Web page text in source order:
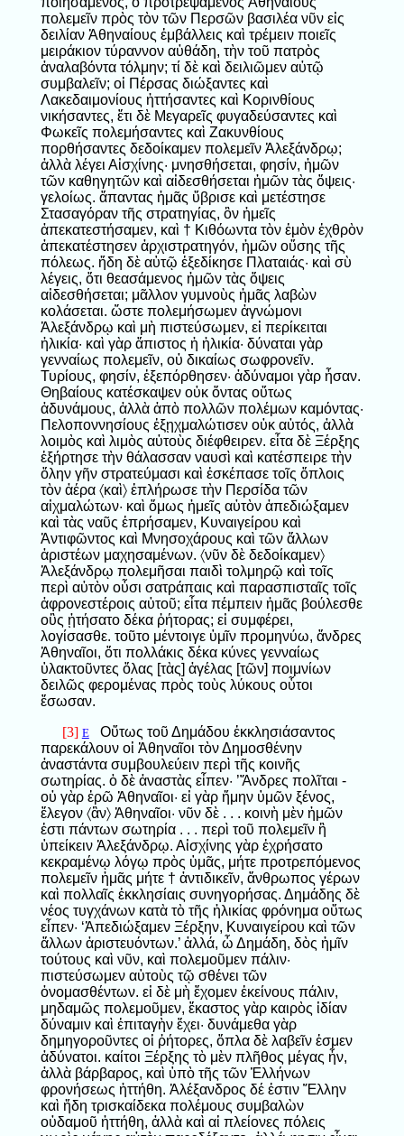
πολεμεῖν πρὸς τὸν τῶν Περσῶν βασιλέα νῦν εἰς
δειλίαν Ἀθηναίους ἐμβάλλεις καὶ τρέμειν ποιεῖς
μειράκιον τύραννον αὐθάδη, τὴν τοῦ πατρὸς
ἀναλαβόντα τόλμην; τί δὲ καὶ δειλιῶμεν αὐτῷ
συμβαλεῖν; οἱ Πέρσας διώξαντες καὶ
Λακεδαιμονίους ἡττήσαντες καὶ Κορινθίους
νικήσαντες, ἔτι δὲ Μεγαρεῖς φυγαδεύσαντες καὶ
Φωκεῖς πολεμήσαντες καὶ Ζακυνθίους
πορθήσαντες δεδοίκαμεν πολεμεῖν Ἀλεξάνδρῳ;
ἀλλὰ λέγει Αἰσχίνης· μνησθήσεται, φησίν, ἡμῶν
τῶν καθηγητῶν καὶ αἰδεσθήσεται ἡμῶν τὰς ὄψεις·
γελοίως. ἅπαντας ἡμᾶς ὕβρισε καὶ μετέστησε
Στασαγόραν τῆς στρατηγίας, ὃν ἡμεῖς
ἀπεκατεστήσαμεν, καὶ † Κιθόωντα τὸν ἐμὸν ἐχθρὸν
ἀπεκατέστησεν ἀρχιστρατηγόν, ἡμῶν οὔσης τῆς
πόλεως. ἤδη δὲ αὑτῷ ἐξεδίκησε Πλαταιάς· καὶ σὺ
λέγεις, ὅτι θεασάμενος ἡμῶν τὰς ὄψεις
αἰδεσθήσεται; μᾶλλον γυμνοὺς ἡμᾶς λαβὼν
κολάσεται. ὥστε πολεμήσωμεν ἀγνώμονι
Ἀλεξάνδρῳ καὶ μὴ πιστεύσωμεν, εἰ περίκειται
ἡλικία· καὶ γὰρ ἄπιστος ἡ ἡλικία· δύναται γὰρ
γενναίως πολεμεῖν, οὐ δικαίως σωφρονεῖν.
Τυρίους, φησίν, ἐξεπόρθησεν· ἀδύναμοι γὰρ ἦσαν.
Θηβαίους κατέσκαψεν οὐκ ὄντας οὕτως
ἀδυνάμους, ἀλλὰ ἀπὸ πολλῶν πολέμων καμόντας·
Πελοποννησίους ἐξῃχμαλώτισεν οὐκ αὐτός, ἀλλὰ
λοιμὸς καὶ λιμὸς αὐτοὺς διέφθειρεν. εἶτα δὲ Ξέρξης
ἐξήρτησε τὴν θάλασσαν ναυσὶ καὶ κατέσπειρε τὴν
ὅλην γῆν στρατεύμασι καὶ ἐσκέπασε τοῖς ὅπλοις
τὸν ἀέρα 〈καὶ〉 ἐπλήρωσε τὴν Περσίδα τῶν
αἰχμαλώτων· καὶ ὅμως ἡμεῖς αὐτὸν ἀπεδιώξαμεν
καὶ τὰς ναῦς ἐπρήσαμεν, Κυναιγείρου καὶ
Ἀντιφῶντος καὶ Μνησοχάρους καὶ τῶν ἄλλων
ἀριστέων μαχησαμένων. 〈νῦν δὲ δεδοίκαμεν〉
Ἀλεξάνδρῳ πολεμῆσαι παιδὶ τολμηρῷ καὶ τοῖς
περὶ αὐτὸν οὖσι σατράπαις καὶ παρασπισταῖς τοῖς
ἀφρονεστέροις αὐτοῦ; εἶτα πέμπειν ἡμᾶς βούλεσθε
οὓς ᾐτήσατο δέκα ῥήτορας; εἰ συμφέρει,
λογίσασθε. τοῦτο μέντοιγε ὑμῖν προμηνύω, ἄνδρες
Ἀθηναῖοι, ὅτι πολλάκις δέκα κύνες γενναίως
ὑλακτοῦντες ὅλας [τὰς] ἀγέλας [τῶν] ποιμνίων
δειλῶς φερομένας πρὸς τοὺς λύκους οὗτοι
ἔσωσαν.
[3] E
Οὕτως τοῦ Δημάδου ἐκκλησιάσαντος
παρεκάλουν οἱ Ἀθηναῖοι τὸν Δημοσθένην
ἀναστάντα συμβουλεύειν περὶ τῆς κοινῆς
σωτηρίας. ὁ δὲ ἀναστὰς εἶπεν· ’Ἄνδρες πολῖται -
οὐ γὰρ ἐρῶ Ἀθηναῖοι· εἰ γὰρ ἤμην ὑμῶν ξένος,
ἔλεγον 〈ἂν〉 Ἀθηναῖοι· νῦν δὲ . . . κοινὴ μὲν ἡμῶν
ἐστι πάντων σωτηρία . . . περὶ τοῦ πολεμεῖν ἢ
ὑπείκειν Ἀλεξάνδρῳ. Αἰσχίνης γὰρ ἐχρήσατο
κεκραμένῳ λόγῳ πρὸς ὑμᾶς, μήτε προτρεπόμενος
πολεμεῖν ἡμᾶς μήτε † ἀντιδικεῖν, ἄνθρωπος γέρων
καὶ πολλαῖς ἐκκλησίαις συνηγορήσας. Δημάδης δὲ
νέος τυγχάνων κατὰ τὸ τῆς ἡλικίας φρόνημα οὕτως
εἶπεν· ‘Ἀπεδιώξαμεν Ξέρξην, Κυναιγείρου καὶ τῶν
ἄλλων ἀριστευόντων.’ ἀλλά, ὦ Δημάδη, δὸς ἡμῖν
τούτους καὶ νῦν, καὶ πολεμοῦμεν πάλιν·
πιστεύσωμεν αὑτοὺς τῷ σθένει τῶν
ὀνομασθέντων. εἰ δὲ μὴ ἔχομεν ἐκείνους πάλιν,
μηδαμῶς πολεμοῦμεν, ἕκαστος γὰρ καιρὸς ἰδίαν
δύναμιν καὶ ἐπιταγὴν ἔχει· δυνάμεθα γὰρ
δημηγοροῦντες οἱ ῥήτορες, ὅπλα δὲ λαβεῖν ἐσμεν
ἀδύνατοι. καίτοι Ξέρξης τὸ μὲν πλῆθος μέγας ἦν,
ἀλλὰ βάρβαρος, καὶ ὑπὸ τῆς τῶν Ἑλλήνων
φρονήσεως ἡττήθη. Ἀλέξανδρος δέ ἐστιν Ἕλλην
καὶ ἤδη τρισκαίδεκα πολέμους συμβαλὼν
οὐδαμοῦ ἡττήθη, ἀλλὰ καὶ αἱ πλείονες πόλεις